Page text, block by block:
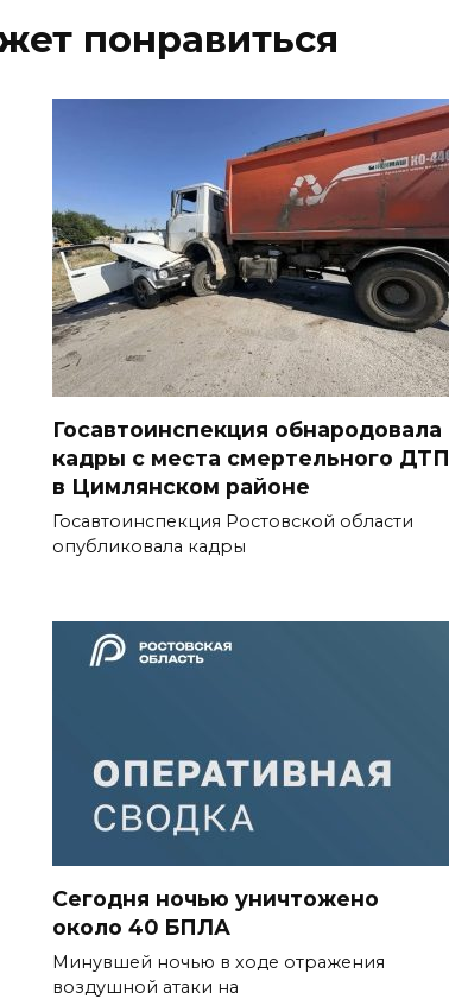
понравиться
Госавтоинспекция обнародовала
кадры с места смертельного ДТП
в Цимлянском районе
Госавтоинспекция Ростовской области
опубликовала кадры
Сегодня ночью уничтожено
около 40 БПЛА
Минувшей ночью в ходе отражения
воздушной атаки на